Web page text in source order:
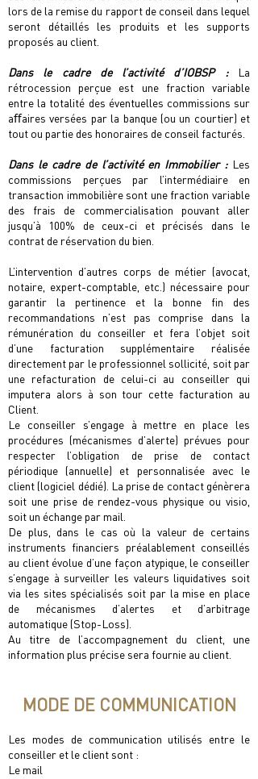
lors de la remise du rapport de conseil dans lequel
seront détaillés les produits et les supports
proposés au client.
Dans le cadre de l’activité d’IOBSP :La
rétrocession perçue est une fraction variable
entre la totalité des éventuelles commissions sur
aﬀaires versées par la banque (ou un courtier) et
tout ou partie des honoraires de conseil facturés.
Dans le cadre de l’activité en Immobilier : Les
commissions perçues par l’intermédiaire en
transaction immobilière sont une fraction variable
des frais de commercialisation pouvant aller
jusqu’à 100% de ceux-ci et précisés dans le
contrat de réservation du bien.
L’intervention d’autres corps de métier (avocat,
notaire, expert-comptable, etc.) nécessaire pour
garantir la pertinence et la bonne ﬁn des
recommandations n’est pas comprise dans la
rémunération du conseiller et fera l’objet soit
d’une facturation supplémentaire réalisée
directement par le professionnel sollicité, soit par
une refacturation de celui-ci au conseiller qui
imputera alors à son tour cette facturation au
Client.
Le conseiller s’engage à mettre en place les
procédures (mécanismes d’alerte) prévues pour
respecter l’obligation de prise de contact
périodique (annuelle) et personnalisée avec le
client (logiciel dédié). La prise de contact génèrera
soit une prise de rendez-vous physique ou visio,
soit un échange par mail.
De plus, dans le cas où la valeur de certains
instruments ﬁnanciers préalablement conseillés
au client évolue d’une façon atypique, le conseiller
s’engage à surveiller les valeurs liquidatives soit
via les sites spécialisés soit par la mise en place
de mécanismes d’alertes et d’arbitrage
automatique (Stop-Loss).
Au titre de l’accompagnement du client, une
information plus précise sera fournie au client.
MODE DE COMMUNICATION
Les modes de communication utilisés entre le
conseiller et le client sont :
Le mail